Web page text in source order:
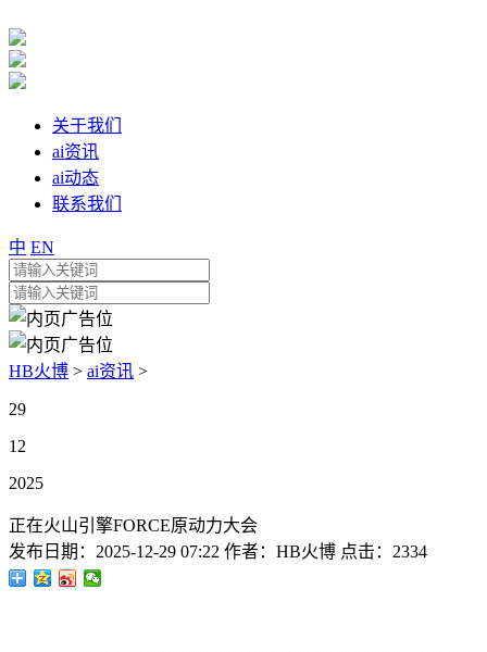
关于我们
ai资讯
ai动态
联系我们
中 EN
HB火博 > ai资讯 >
29
12
2025
正在火山引擎FORCE原动力大会
发布日期： 2025-12-29 07:22 作者： HB火博 点击： 2334